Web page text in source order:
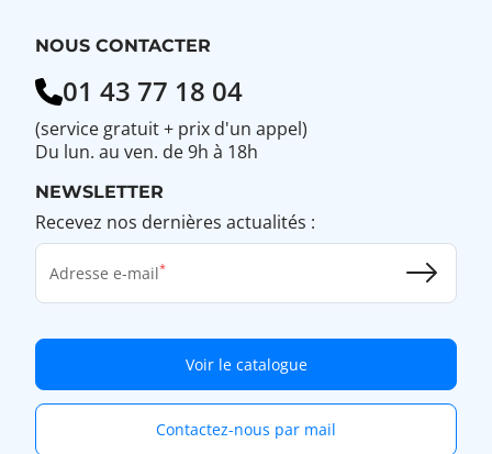
NOUS CONTACTER
01 43 77 18 04
(service gratuit + prix d'un appel)
Du lun. au ven. de 9h à 18h
NEWSLETTER
Recevez nos dernières actualités :
Adresse e-mail
Voir le catalogue
Contactez-nous par mail